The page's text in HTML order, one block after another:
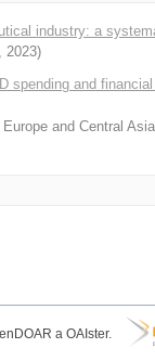
industry: a
, 2023)
spending and
and Central Asia
a OAIster.